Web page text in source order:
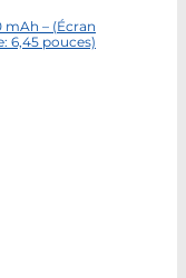
mAh – (Écran
6,45 pouces)